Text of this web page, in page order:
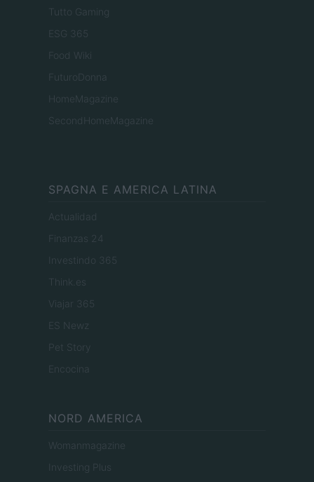
Tutto Gaming
ESG 365
Food Wiki
FuturoDonna
HomeMagazine
SecondHomeMagazine
SPAGNA E AMERICA LATINA
Actualidad
Finanzas 24
Investindo 365
Think.es
Viajar 365
ES Newz
Pet Story
Encocina
NORD AMERICA
Womanmagazine
Investing Plus